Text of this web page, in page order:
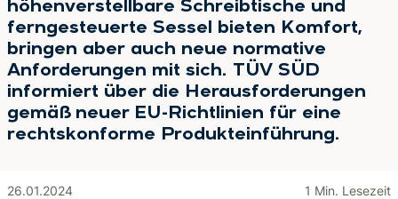
höhenverstellbare Schreibtische und
ferngesteuerte Sessel bieten Komfort,
bringen aber auch neue normative
Anforderungen mit sich. TÜV SÜD
informiert über die Herausforderungen
gemäß neuer EU-Richtlinien für eine
rechtskonforme Produkteinführung.
26.01.2024 1 Min. Lesezeit